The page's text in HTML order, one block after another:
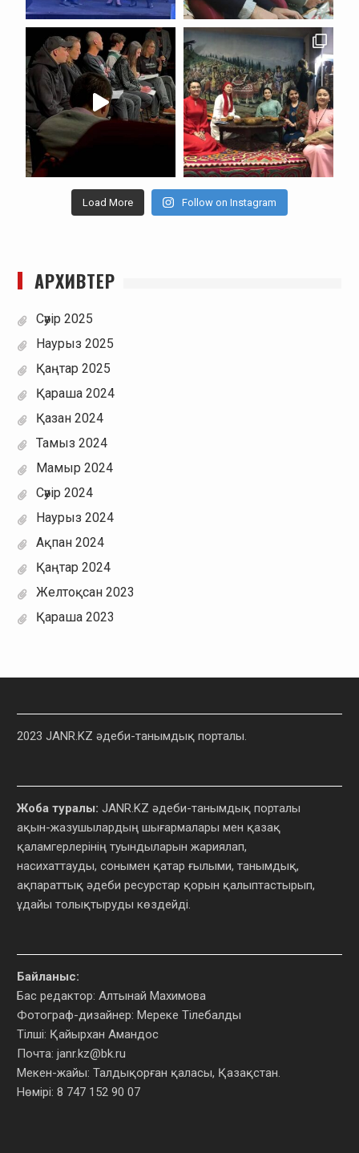
Load More Follow on Instagram
АРХИВТЕР
Сәуір 2025
Наурыз 2025
Қаңтар 2025
Қараша 2024
Қазан 2024
Тамыз 2024
Мамыр 2024
Сәуір 2024
Наурыз 2024
Ақпан 2024
Қаңтар 2024
Желтоқсан 2023
Қараша 2023
2023 JANR.KZ әдеби-танымдық порталы.
Жоба туралы: JANR.KZ әдеби-танымдық порталы
ақын-жазушылардың шығармалары мен қазақ
қаламгерлерінің туындыларын жариялап,
насихаттауды, сонымен қатар ғылыми, танымдық,
ақпараттық әдеби ресурстар қорын қалыптастырып,
ұдайы толықтыруды көздейді.
Байланыс:
Бас редактор: Алтынай Махимова
Фотограф-дизайнер: Мереке Тілебалды
Тілші: Қайырхан Амандос
Почта:janr.kz@bk.ru
Мекен-жайы: Талдықорған қаласы, Қазақстан.
Нөмірі: 8 747 152 90 07